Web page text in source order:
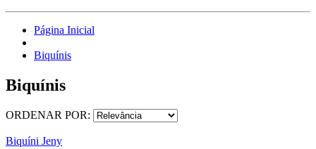
Página Inicial
Biquínis
Biquínis
ORDENAR POR:
Biquíni Jeny